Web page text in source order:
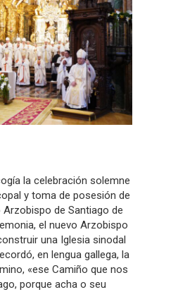
la celebración solemne
y toma de posesión de
de Santiago de
el nuevo Arzobispo
una Iglesia sinodal
en lengua gallega, la
«ese Camiño que nos
porque acha o seu